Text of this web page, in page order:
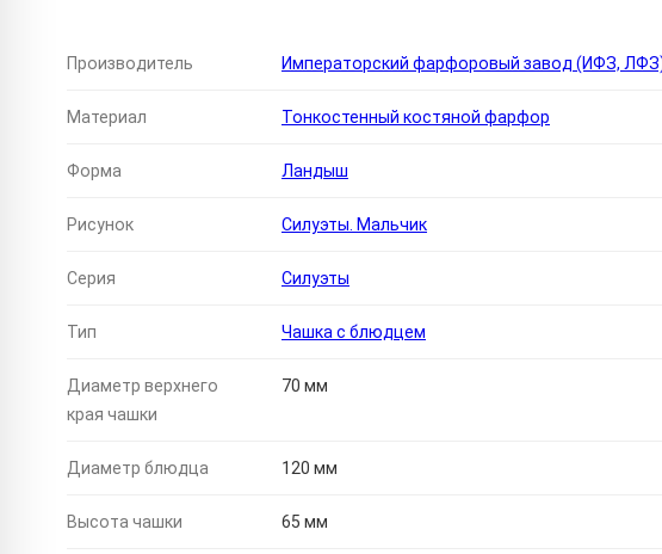
Производитель Императорский фарфоровый завод (ИФЗ,
Материал Тонкостенный костяной фарфор
Форма Ландыш
Рисунок Силуэты. Мальчик
Серия Силуэты
Тип Чашка с блюдцем
Диаметр верхнего
края чашки
70 мм
Диаметр блюдца 120 мм
Высота чашки 65 мм